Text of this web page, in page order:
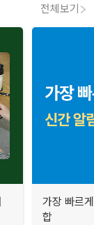
전체보기
가장 빠르
합